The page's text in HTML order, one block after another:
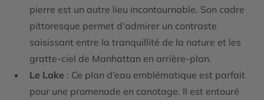
pierre est un autre lieu incontournable. Son cadre
pittoresque permet d'admirer un contraste
saisissant entre la tranquillité de la nature et les
gratte-ciel de Manhattan en arrière-plan.
Le Lake : Ce plan d’eau emblématique est parfait
pour une promenade en canotage. Il est entouré